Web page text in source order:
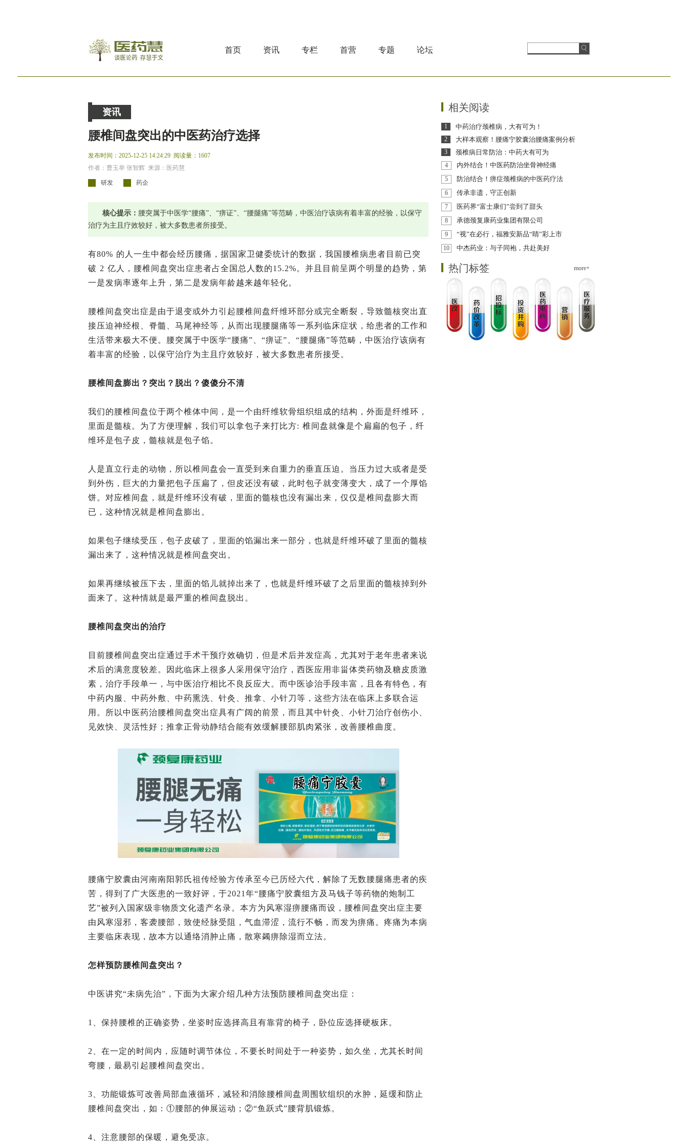
首页 资讯 专栏 首营 专题 论坛
资讯
腰椎间盘突出的中医药治疗选择
发布时间：2025-12-25 14:24:29 阅读量：1607
作者：曹玉举 张智辉 来源：医药慧
研发 药企
核心提示： 腰突属于中医学“腰痛”、“痹证”、“腰腿痛”等范畴，中医治疗该病有着丰富的经验，以保守
治疗为主且疗效较好，被大多数患者所接受。
有80% 的人一生中都会经历腰痛，据国家卫健委统计的数据，我国腰椎病患者目前已突
破 2 亿人，腰椎间盘突出症患者占全国总人数的15.2%。并且目前呈两个明显的趋势，第
一是发病率逐年上升，第二是发病年龄越来越年轻化。
腰椎间盘突出症是由于退变或外力引起腰椎间盘纤维环部分或完全断裂，导致髓核突出直
接压迫神经根、脊髓、马尾神经等，从而出现腰腿痛等一系列临床症状，给患者的工作和
生活带来极大不便。腰突属于中医学“腰痛”、“痹证”、“腰腿痛”等范畴，中医治疗该病有
着丰富的经验，以保守治疗为主且疗效较好，被大多数患者所接受。
腰椎间盘膨出？突出？脱出？傻傻分不清
我们的腰椎间盘位于两个椎体中间，是一个由纤维软骨组织组成的结构，外面是纤维环，
里面是髓核。为了方便理解，我们可以拿包子来打比方: 椎间盘就像是个扁扁的包子，纤
维环是包子皮，髓核就是包子馅。
人是直立行走的动物，所以椎间盘会一直受到来自重力的垂直压迫。当压力过大或者是受
到外伤，巨大的力量把包子压扁了，但皮还没有破，此时包子就变薄变大，成了一个厚馅
饼。对应椎间盘，就是纤维环没有破，里面的髓核也没有漏出来，仅仅是椎间盘膨大而
已，这种情况就是椎间盘膨出。
如果包子继续受压，包子皮破了，里面的馅漏出来一部分，也就是纤维环破了里面的髓核
漏出来了，这种情况就是椎间盘突出。
如果再继续被压下去，里面的馅儿就掉出来了，也就是纤维环破了之后里面的髓核掉到外
面来了。这种情就是最严重的椎间盘脱出。
腰椎间盘突出的治疗
目前腰椎间盘突出症通过手术干预疗效确切，但是术后并发症高，尤其对于老年患者来说
术后的满意度较差。因此临床上很多人采用保守治疗，西医应用非甾体类药物及糖皮质激
素，治疗手段单一，与中医治疗相比不良反应大。而中医诊治手段丰富，且各有特色，有
中药内服、中药外敷、中药熏洗、针灸、推拿、小针刀等，这些方法在临床上多联合运
用。所以中医药治腰椎间盘突出症具有广阔的前景，而且其中针灸、小针刀治疗创伤小、
见效快、灵活性好；推拿正骨动静结合能有效缓解腰部肌肉紧张，改善腰椎曲度。
腰痛宁胶囊由河南南阳郭氏祖传经验方传承至今已历经六代，解除了无数腰腿痛患者的疾
苦，得到了广大医患的一致好评，于2021年“腰痛宁胶囊组方及马钱子等药物的炮制工
艺”被列入国家级非物质文化遗产名录。本方为风寒湿痹腰痛而设，腰椎间盘突出症主要
由风寒湿邪，客袭腰部，致使经脉受阻，气血滞涩，流行不畅，而发为痹痛。疼痛为本病
主要临床表现，故本方以通络消肿止痛，散寒蠲痹除湿而立法。
怎样预防腰椎间盘突出？
中医讲究“未病先治”，下面为大家介绍几种方法预防腰椎间盘突出症：
1、保持腰椎的正确姿势，坐姿时应选择高且有靠背的椅子，卧位应选择硬板床。
2、在一定的时间内，应随时调节体位，不要长时间处于一种姿势，如久坐，尤其长时间
弯腰，最易引起腰椎间盘突出。
3、功能锻炼可改善局部血液循环，减轻和消除腰椎间盘周围软组织的水肿，延缓和防止
腰椎间盘突出，如：①腰部的伸展运动；②“鱼跃式”腰背肌锻炼。
4、注意腰部的保暖，避免受凉。
相关阅读
1 中药治疗颈椎病，大有可为！
2 大样本观察！腰痛宁胶囊治腰痛案例分析
3 颈椎病日常防治：中药大有可为
4 内外结合！中医药防治坐骨神经痛
5 防治结合！痹症颈椎病的中医药疗法
6 传承非遗，守正创新
7 医药界“富士康们”尝到了甜头
8 承德颈复康药业集团有限公司
9 “视”在必行，福雅安新品“睛”彩上市
10 中杰药业：与子同袍，共赴美好
热门标签 more+